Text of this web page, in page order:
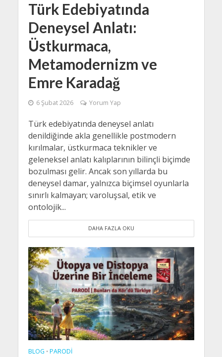
Türk Edebiyatında
Deneysel Anlatı:
Üstkurmaca,
Metamodernizm ve
Emre Karadağ
6 Şubat 2026 Yorum Yap
Türk edebiyatında deneysel anlatı
denildiğinde akla genellikle postmodern
kırılmalar, üstkurmaca teknikler ve
geleneksel anlatı kalıplarının bilinçli biçimde
bozulması gelir. Ancak son yıllarda bu
deneysel damar, yalnızca biçimsel oyunlarla
sınırlı kalmayan; varoluşsal, etik ve
ontolojik...
DAHA FAZLA OKU
BLOG • PARODI